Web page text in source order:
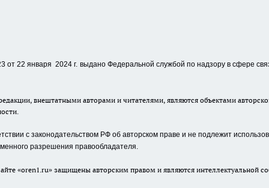
от 22 января 2024 г. выдано Федеральной службой по надзору в сфере
внештатными авторами и читателями, являются объектами
с законодательством РФ об авторском праве и не подлежит
разрешения правообладателя.
«oren1.ru» защищены авторским правом и являются интеллектуальной